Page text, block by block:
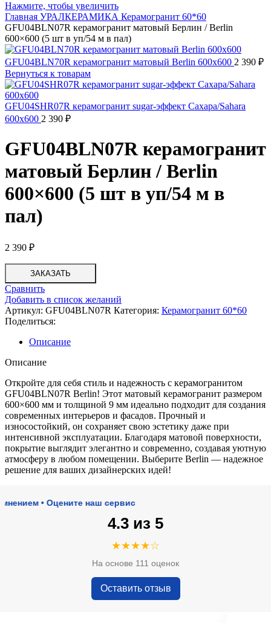
Нажмите, чтобы увеличить
Главная УРАЛКЕРАМИКА Керамогранит 60*60
GFU04BLN07R керамогранит матовый Берлин / Berlin
600×600 (5 шт в уп/54 м в пал)
GFU04BLN70R керамогранит матовый Berlin 600x600 2 390 ₽
Вернуться к товарам
GFU04SHR07R керамогранит sugar-эффект Сахара/Sahara
600x600 2 390 ₽
GFU04BLN07R керамогранит
матовый Берлин / Berlin
600×600 (5 шт в уп/54 м в
пал)
2 390 ₽
ЗАКАЗАТЬ
Сравнить
Добавить в список желаний
Артикул: GFU04BLN07R Категория: Керамогранит 60*60
Поделиться:
Описание
Описание
Откройте для себя стиль и надежность с керамогранитом
GFU04BLN07R Berlin! Этот матовый керамогранит размером
600×600 мм и толщиной 9 мм идеально подходит для создания
современных интерьеров и фасадов. Прочный и
износостойкий, он сохраняет свою эстетику даже при
интенсивной эксплуатации. Благодаря матовой поверхности,
покрытие выглядит элегантно и современно, создавая уютную
атмосферу в любом помещении. Выберите Berlin — надежное
решение для ваших дизайнерских идей!
• Оцените наш сервис
4.3 из 5
★★★★☆
На основе 111 оценок
Оставить отзыв